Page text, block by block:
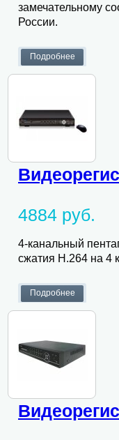
замечательному
России.
4884 руб.
4-канальный
сжатия H.264 на 4